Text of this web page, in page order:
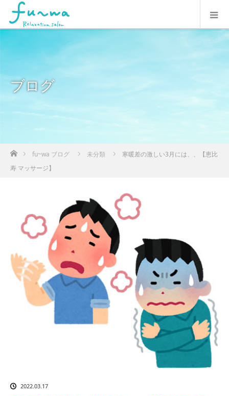
ブログ
ホームfu~wa ブログ 未分類
寒暖差の激しい3月には、、【恵比
寿 マッサージ】
2022.03.17